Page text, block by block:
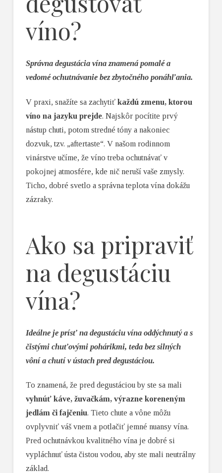
víno?
Správna degustácia vína znamená pomalé a
vedomé ochutnávanie bez zbytočného ponáhľania.
V praxi, snažíte sa zachytiť každú zmenu, ktorou
víno na jazyku prejde. Najskôr pocítite prvý
nástup chuti, potom stredné tóny a nakoniec
dozvuk, tzv. „aftertaste“. V našom rodinnom
vinárstve učíme, že víno treba ochutnávať v
pokojnej atmosfére, kde nič neruší vaše zmysly.
Ticho, dobré svetlo a správna teplota vína dokážu
zázraky.
Ako sa pripraviť
na degustáciu
vína?
Ideálne je prísť na degustáciu vína oddýchnutý a s
čistými chuťovými pohárikmi, teda bez silných
vôní a chutí v ústach pred degustáciou.
To znamená, že pred degustáciou by ste sa mali
vyhnúť káve, žuvačkám, výrazne koreneným
jedlám či fajčeniu. Tieto chute a vône môžu
ovplyvniť váš vnem a potlačiť jemné nuansy vína.
Pred ochutnávkou kvalitného vína je dobré si
vypláchnuť ústa čistou vodou, aby ste mali neutrálny
základ.